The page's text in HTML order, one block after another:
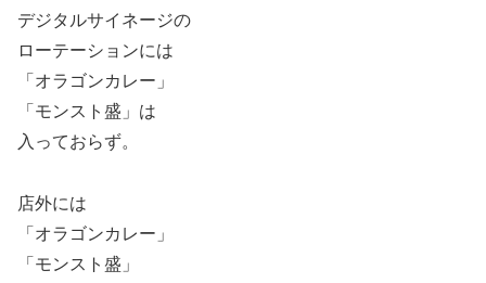
デジタルサイネージの
ローテーションには
「オラゴンカレー」
「モンスト盛」は
入っておらず。
店外には
「オラゴンカレー」
「モンスト盛」